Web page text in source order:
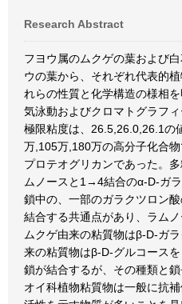
Research Abstract
フヨウ属のムクゲの葉および
ウの葉から、それぞれ代表的
れらの性質と化学構造の様相
気泳動およびクロマトグラフ
極限粘度は、26.5,26.0,26.1の
万,105万,180万の高分子化合
プロテオグリカンであった。
ムノースと1→4結合のα-D-ガ
鎖中の、一部のガラクツロン
結合する共通点があり、ラム
ムクゲ由来の粘質物はβ-D-ガ
来の粘質物はβ-D-グルコース
鎖が結合するが、その種類と
オイ科植物粘質物は一般に抗